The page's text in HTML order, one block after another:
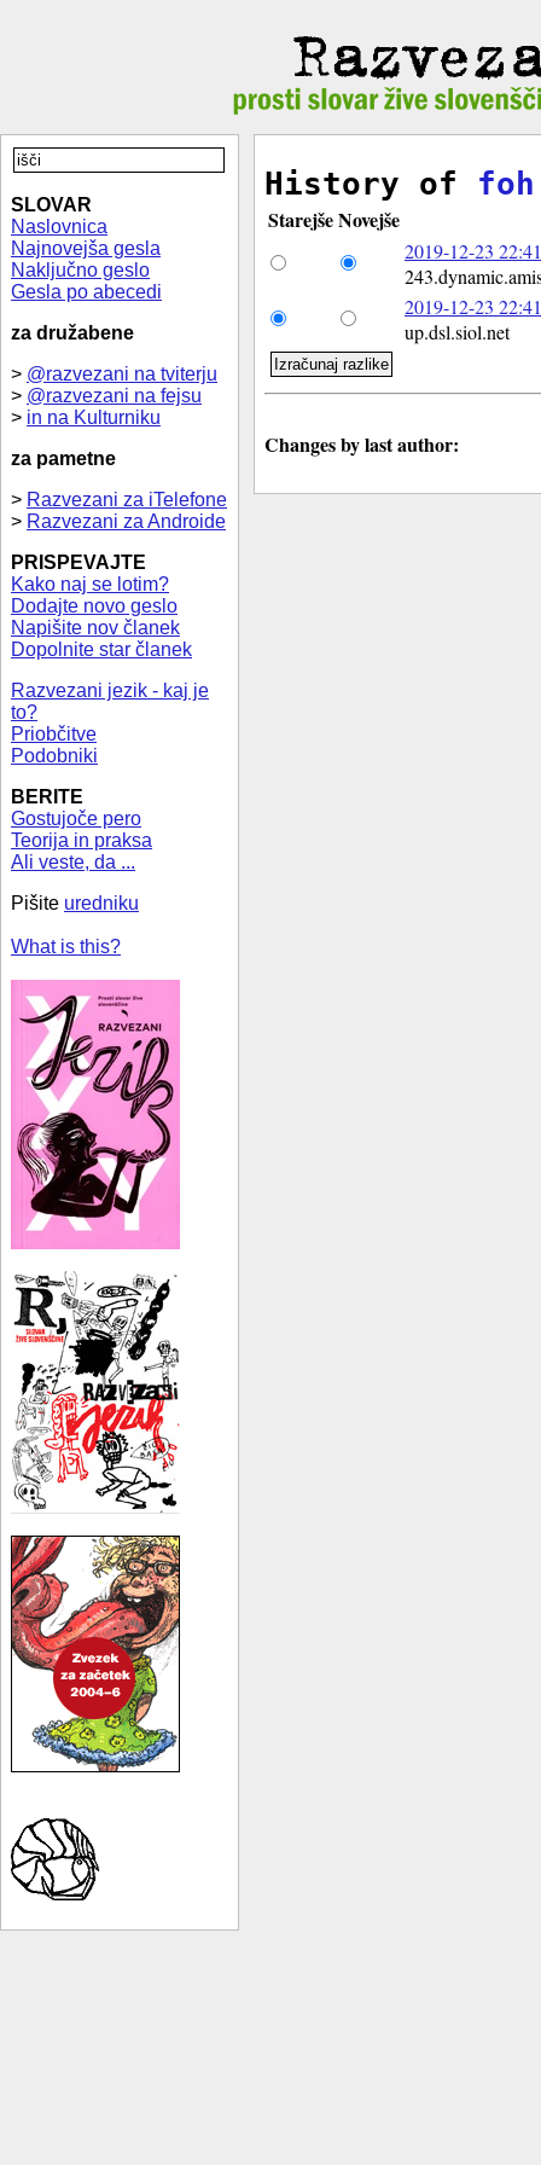
SLOVAR
Naslovnica
Najnovejša gesla
Naključno geslo
Gesla po abecedi
za družabene
> @razvezani na tviterju
> @razvezani na fejsu
> in na Kulturniku
za pametne
> Razvezani za iTelefone
> Razvezani za Androide
PRISPEVAJTE
Kako naj se lotim?
Dodajte novo geslo
Napišite nov članek
Dopolnite star članek
Razvezani jezik - kaj je
to?
Priobčitve
Podobniki
BERITE
Gostujoče pero
Teorija in praksa
Ali veste, da ...
Pišite uredniku
What is this?
History of foh
StarejšeNovejše
2019-12-23
2019-12-23
up.dsl.siol.net
Changes by last author: